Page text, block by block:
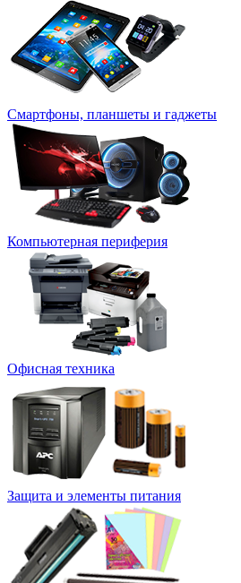
Смартфоны, планшеты и гаджеты
Компьютерная периферия
Офисная техника
Защита и элементы питания